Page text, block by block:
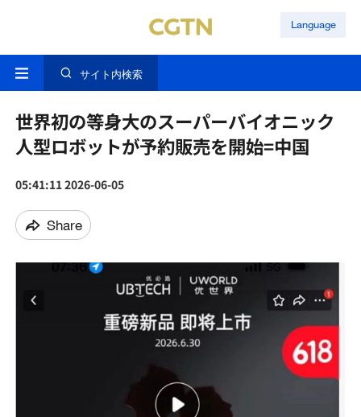
Language
サイト内検索
世界初の等身大のスーパーバイオニック
人型ロボットが予約販売を開始=中国
05:41:11 2026-06-05
Share